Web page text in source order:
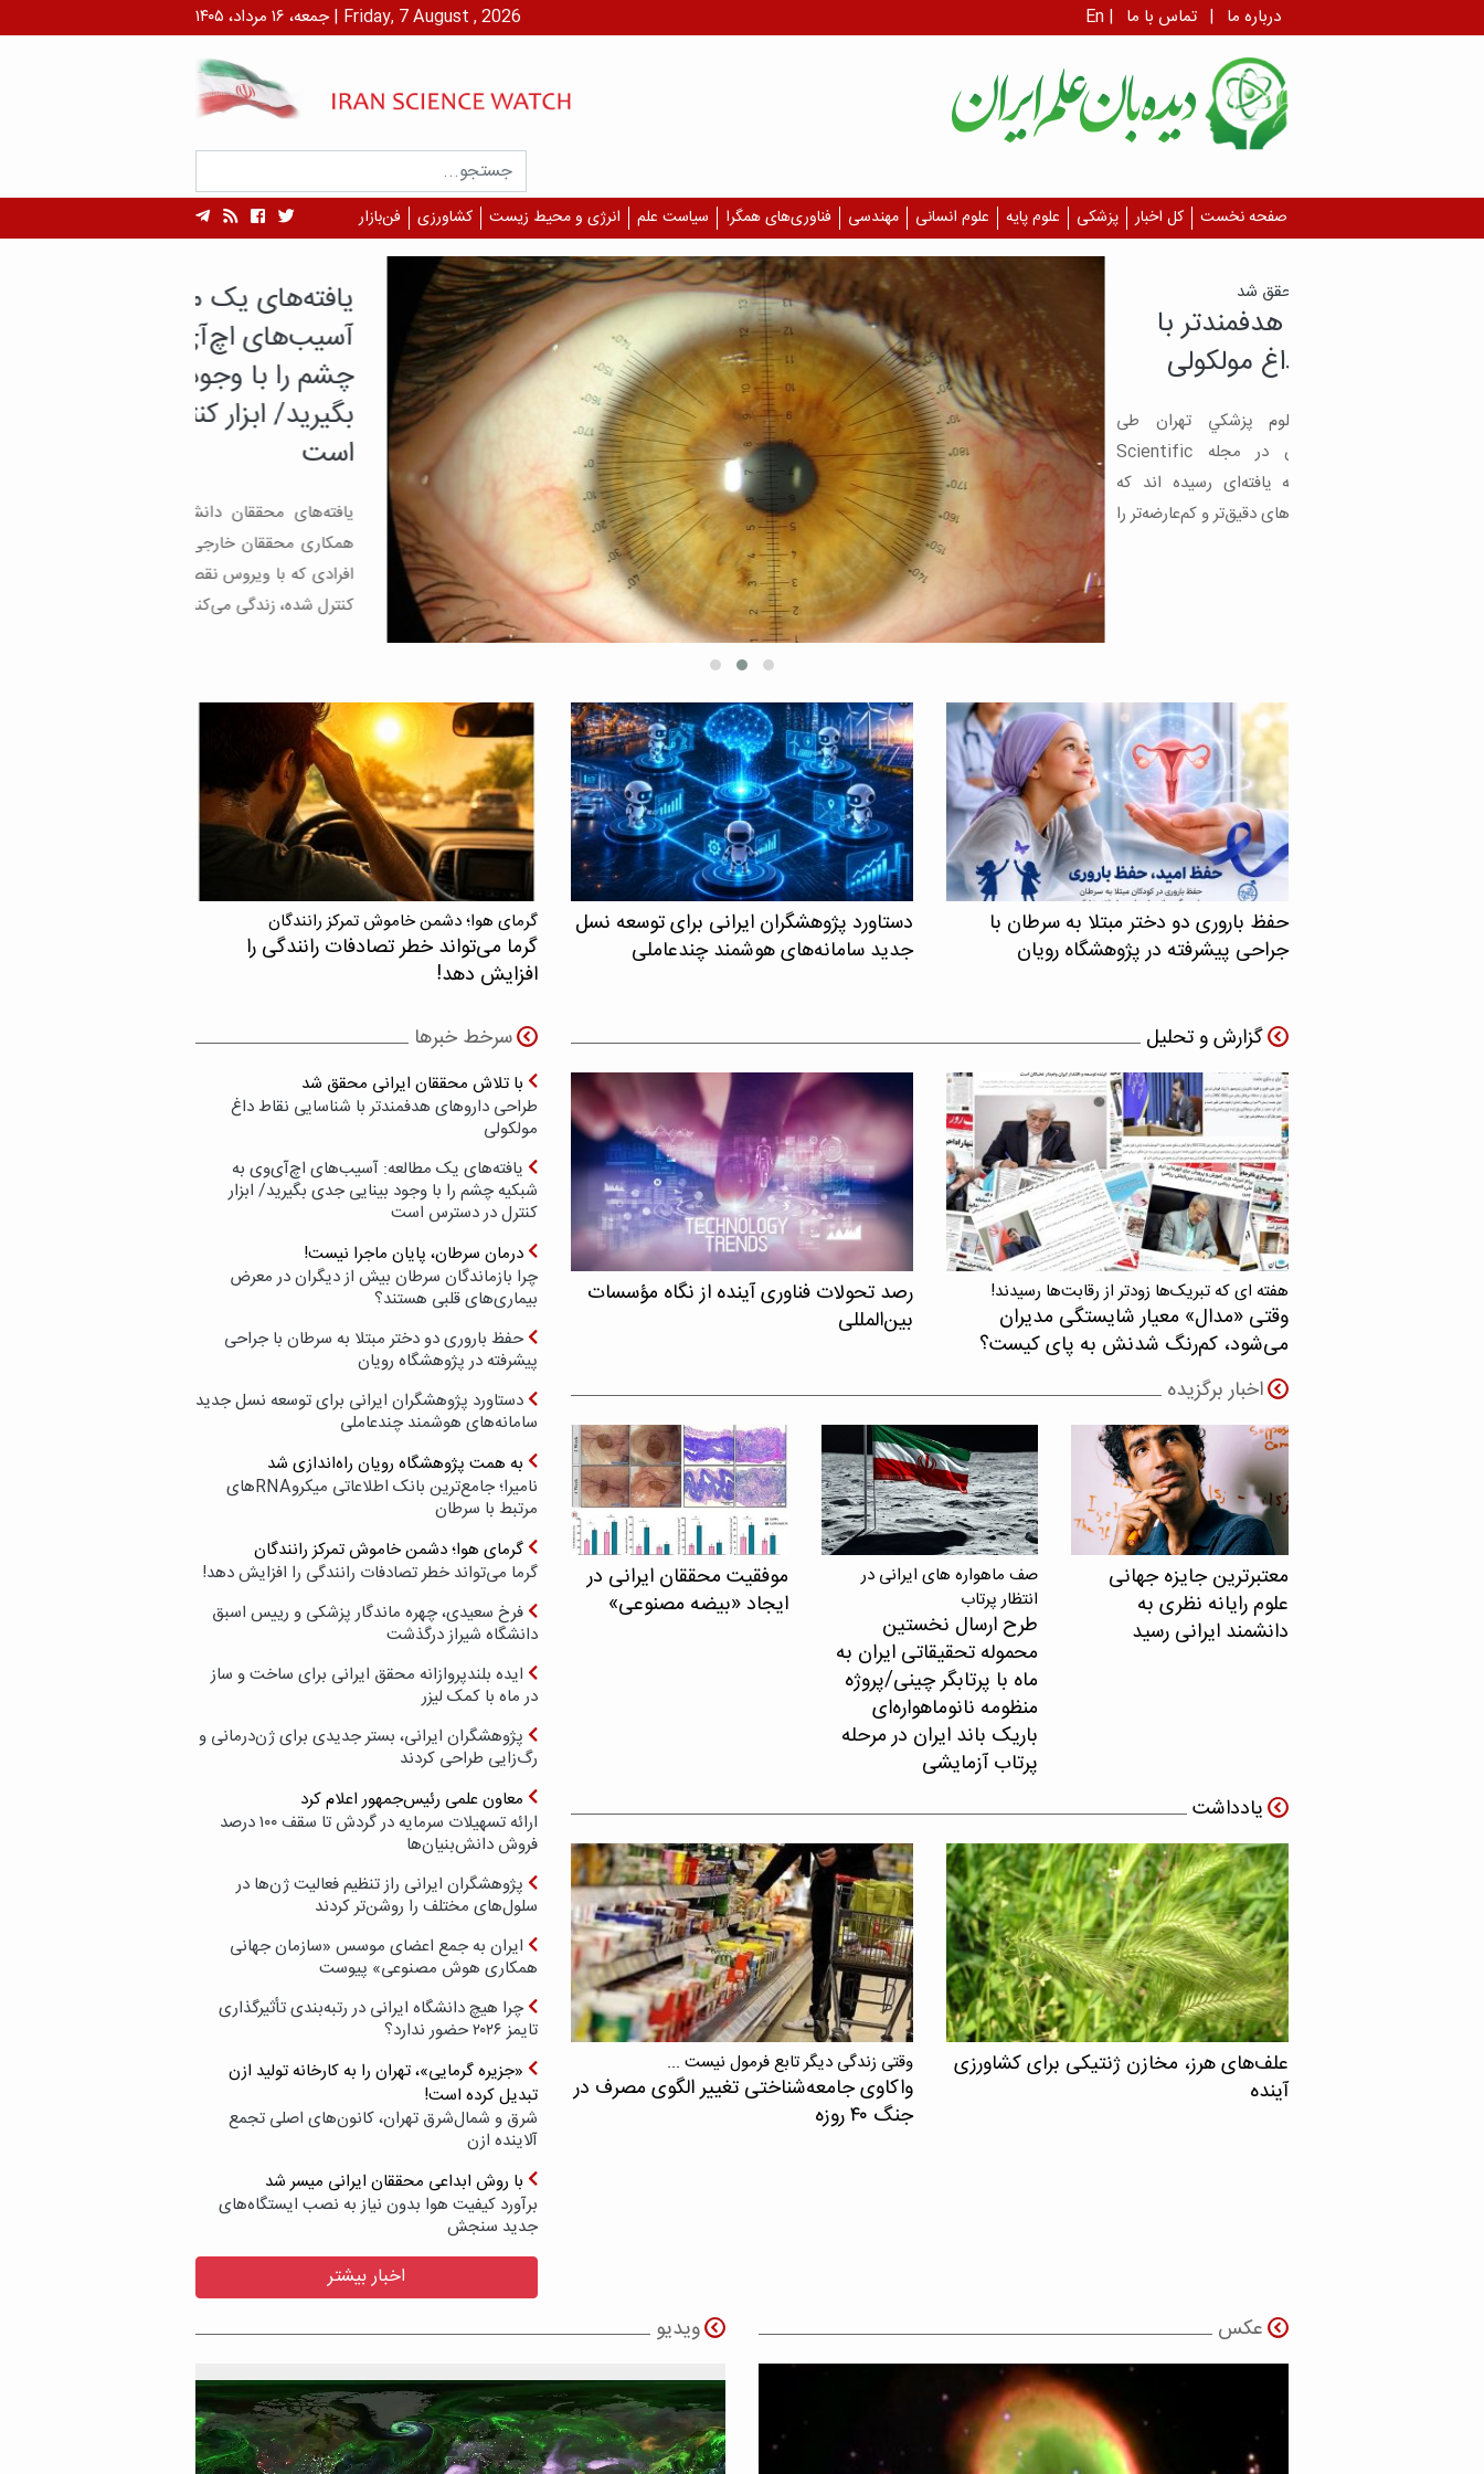
جمعه، ۱۶ مرداد، ۱۴۰۵ | Friday, 7 August , 2026 En | درباره ما | تماس با ما
صفحه نخست کل اخبار پزشکی علوم پایه علوم انسانی مهندسی فناوری‌های همگرا سیاست علم انرژی و محیط زیست کشاورزی فن‌بازار
یافته‌های یک مطالعه:
آسیب‌های اچ‌آی‌وی به شبکیه
چشم را با وجود بینایی جدی
بگیرید/ ابزار کنترل در دسترس
است
یافته‌های محققان دانشگاه علوم پزشکی تهران با
همکاری محققان خارجی نشان می‌دهد اچ‌آی‌وی در
افرادی که با ویروس نقص ایمنی انسانی یا اچ‌آی‌وی
کنترل شده، زندگی می‌کنند، می‌تواند حتی زمانی […]
حفظ باروری دو دختر مبتلا به سرطان با
جراحی پیشرفته در پژوهشگاه رویان
دستاورد پژوهشگران ایرانی برای توسعه نسل
جدید سامانه‌های هوشمند چندعاملی
گرمای هوا؛ دشمن خاموش تمرکز رانندگان
گرما می‌تواند خطر تصادفات رانندگی را
افزایش دهد!
گزارش و تحلیل
هفته ای که تبریک‌ها زودتر از رقابت‌ها رسیدند!
وقتی «مدال‌» معیار شایستگی مدیران
می‌شود، کم‌رنگ شدنش به پای کیست؟
رصد تحولات فناوری آینده از نگاه مؤسسات
بین‌المللی
اخبار برگزیده
معتبرترین جایزه جهانی
علوم رایانه نظری به
دانشمند ایرانی رسید
صف ماهواره های ایرانی در
انتظار پرتاب
طرح ارسال نخستین
محموله تحقیقاتی ایران به
ماه با پرتابگر چینی/پروژه
منظومه نانوماهواره‌ای
باریک باند ایران در مرحله
پرتاب آزمایشی
موفقیت محققان ایرانی در
ایجاد «بیضه مصنوعی»
یادداشت
علف‌های هرز، مخازن ژنتیکی برای کشاورزی
آینده
وقتی زندگی دیگر تابع فرمول نیست ...
واکاوی جامعه‌شناختی تغییر الگوی مصرف در
جنگ ۴۰ روزه
سرخط خبرها
با تلاش محققان ایرانی محقق شد
طراحی داروهای هدفمندتر با شناسایی نقاط داغ
مولکولی
یافته‌های یک مطالعه: آسیب‌های اچ‌آی‌وی به
شبکیه چشم را با وجود بینایی جدی بگیرید/ ابزار
کنترل در دسترس است
درمان سرطان، پایان ماجرا نیست!
چرا بازماندگان سرطان بیش از دیگران در معرض
بیماری‌های قلبی هستند؟
حفظ باروری دو دختر مبتلا به سرطان با جراحی
پیشرفته در پژوهشگاه رویان
دستاورد پژوهشگران ایرانی برای توسعه نسل جدید
سامانه‌های هوشمند چندعاملی
به همت پژوهشگاه رویان راه‌اندازی شد
نامیرا؛ جامع‌ترین بانک اطلاعاتی میکروRNAهای
مرتبط با سرطان
گرمای هوا؛ دشمن خاموش تمرکز رانندگان
گرما می‌تواند خطر تصادفات رانندگی را افزایش دهد!
فرخ سعیدی، چهره ماندگار پزشکی و رییس اسبق
دانشگاه شیراز درگذشت
ایده بلندپروازانه محقق ایرانی برای ساخت و ساز
در ماه با کمک لیزر
پژوهشگران ایرانی، بستر جدیدی برای ژن‌درمانی و
رگ‌زایی طراحی کردند
معاون علمی رئیس‌جمهور اعلام کرد
ارائه تسهیلات سرمایه در گردش تا سقف ۱۰۰ درصد
فروش دانش‌بنیان‌ها
پژوهشگران ایرانی راز تنظیم فعالیت ژن‌ها در
سلول‌های مختلف را روشن‌تر کردند
ایران به جمع اعضای موسس «سازمان جهانی
همکاری هوش مصنوعی» پیوست
چرا هیچ دانشگاه ایرانی در رتبه‌بندی تأثیرگذاری
تایمز ۲۰۲۶ حضور ندارد؟
«جزیره گرمایی»، تهران را به کارخانه تولید ازن
تبدیل کرده است!
شرق و شمال‌شرق تهران، کانون‌های اصلی تجمع
آلاینده ازن
با روش ابداعی محققان ایرانی میسر شد
برآورد کیفیت هوا بدون نیاز به نصب ایستگاه‌های
جدید سنجش
اخبار بیشتر
عکس ویدیو